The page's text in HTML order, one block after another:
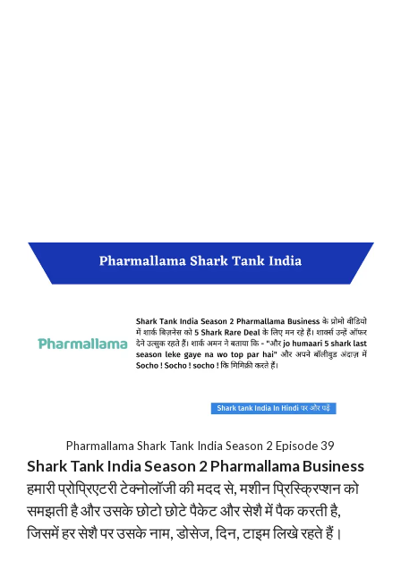
Pharmallama Shark Tank India Season 2 Episode 39
Shark Tank India Season 2 Pharmallama Business
हमारी प्रोप्रिएटरी टेक्नोलॉजी की मदद से, मशीन प्रिस्क्रिप्शन को
समझती है और उसके छोटो छोटे पैकेट और सेशै में पैक करती है,
जिसमें हर सेशै पर उसके नाम, डोसेज, दिन, टाइम लिखे रहते हैं।